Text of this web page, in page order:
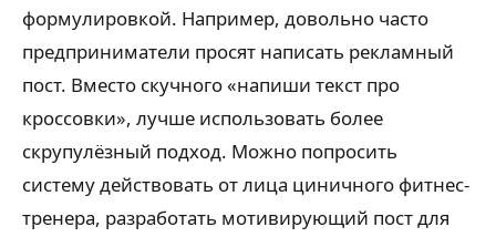
формулировкой. Например, довольно часто
предприниматели просят написать рекламный
пост. Вместо скучного «напиши текст про
кроссовки», лучше использовать более
скрупулёзный подход. Можно попросить
систему действовать от лица циничного фитнес-
тренера, разработать мотивирующий пост для